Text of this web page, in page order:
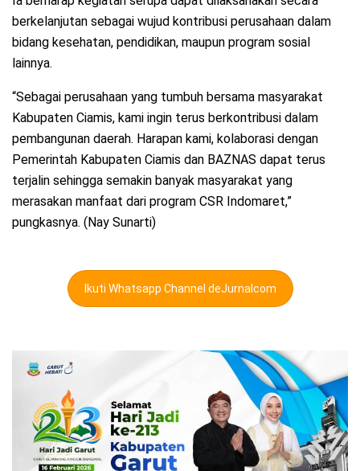
berkelanjutan sebagai wujud kontribusi perusahaan dalam
bidang kesehatan, pendidikan, maupun program sosial
lainnya.
“Sebagai perusahaan yang tumbuh bersama masyarakat
Kabupaten Ciamis, kami ingin terus berkontribusi dalam
pembangunan daerah. Harapan kami, kolaborasi dengan
Pemerintah Kabupaten Ciamis dan BAZNAS dapat terus
terjalin sehingga semakin banyak masyarakat yang
merasakan manfaat dari program CSR Indomaret,”
pungkasnya. (Nay Sunarti)
Ikuti Whatsapp Channel deJurnalcom